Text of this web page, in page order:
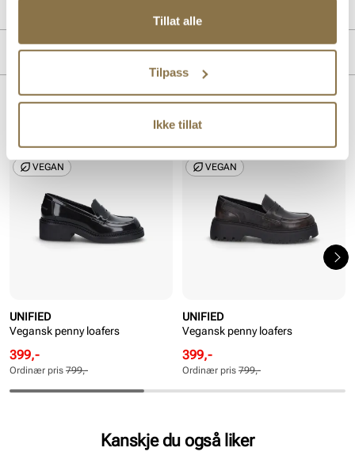
Tillat alle
Tilpass
Ikke tillat
Overdel:Syntetisk
MERKE
UNIFIED
Vegansk penny loafers
Rabattert
pris
Pris
399,-
Ordinær
pris
Pris
Ordinær pris 799,-
SALG
VEGAN
UNIFIED
Vegansk penny loafers
Rabattert
pris
Pris
399,-
Ordinær
pris
Pris
Ordinær pris 799,-
SALG
VEGAN
Kanskje du også liker